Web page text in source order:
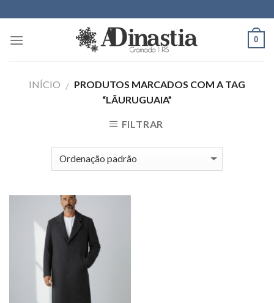
to
content
0
INÍCIO / PRODUTOS MARCADOS COM A TAG
“LÃURUGUAIA”
FILTRAR